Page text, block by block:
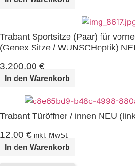
Trabant Sportsitze (Paar) für
(Genex Sitze / WUNSCHoptik)
3.200,00 €
In den Warenkorb
Trabant Türöffner / innen NEU
12,00 € inkl. MwSt.
In den Warenkorb